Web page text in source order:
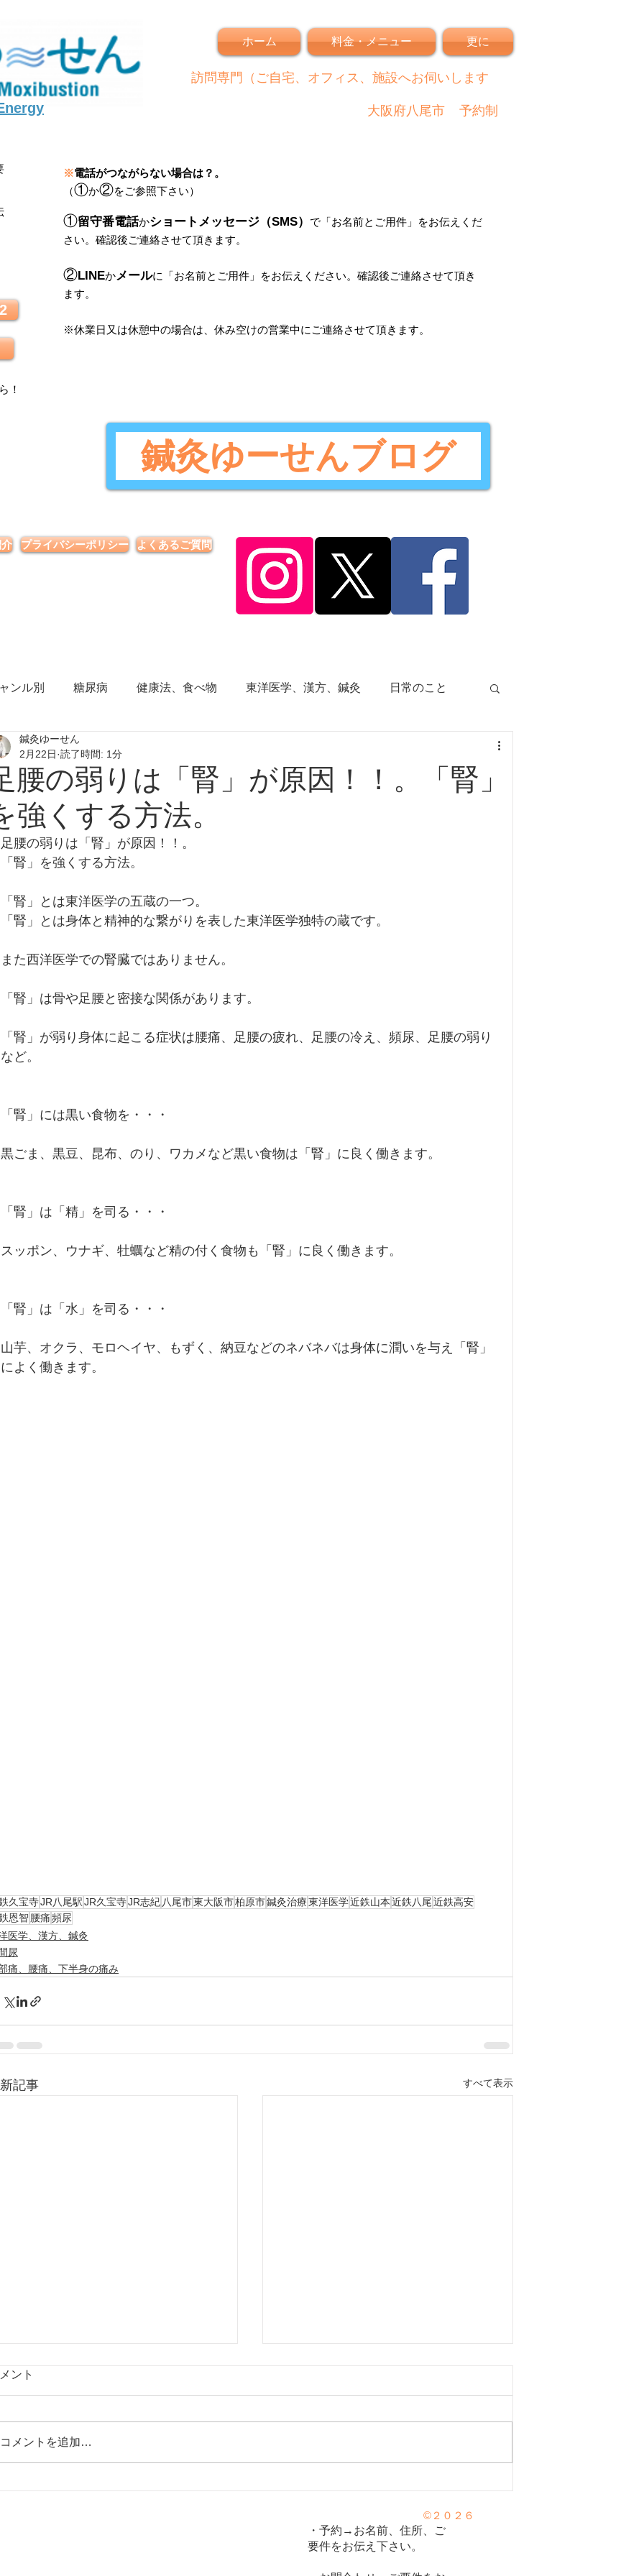
ホーム 料金・メニュー 更に
訪問専門（ご自宅、オフィス、施設へお伺いします
大阪府八尾市 予約制
！
※電話がつながらない場合は？。
（①か②をご参照下さい）
①留守番電話かショートメッセージ（SMS） で 「お名前とご用件 」
をお伝えくだ
さい。 確認後ご連絡させて頂きます。
②LINEかメールに 「お名前とご用件 」 をお伝えください。 確認後ご連絡させて頂き
ます。
​※休業日又は休憩中の場合は、休み空けの営業中にご連絡させて頂きます。
鍼灸ゆーせんブログ
プライバシーポリシー よくあるご質問
ンル別 糖尿病 健康法、食べ物 東洋医学、漢方、鍼灸 日常のこと
東洋思想
血圧の症状 頭部の症状
睡眠障害、不眠症
耳鳴り、難聴 更年期障害 肩こり 首痛、肩痛、腕痛、手指痛
呼吸器の症状、過呼吸、過換気症候群 痔（じ） 膝痛 扁桃腺炎 喘息
腰の弱りは「腎」が原因！！。「腎」
強くする方法。
鍼灸ゆーせん
2月22日 読了時間: 1分
足腰の弱りは「腎」が原因！！。
「腎」を強くする方法。
「腎」とは東洋医学の五蔵の一つ。
「腎」とは身体と精神的な繋がりを表した東洋医学独特の蔵です。
また西洋医学での腎臓ではありません。
「腎」は骨や足腰と密接な関係があります。
「腎」が弱り身体に起こる症状は腰痛、足腰の疲れ、足腰の冷え、頻尿、足腰の弱り
など。
「腎」には黒い食物を・・・
黒ごま、黒豆、昆布、のり、ワカメなど黒い食物は「腎」に良く働きます。
「腎」は「精」を司る・・・
スッポン、ウナギ、牡蠣など精の付く食物も「腎」に良く働きます。
「腎」は「水」を司る・・・
山芋、オクラ、モロヘイヤ、もずく、納豆などのネバネバは身体に潤いを与え「腎」
によく働きます。
久宝寺JR八尾駅JR久宝寺JR志紀 八尾市東大阪市柏原市鍼灸治療東洋医学近鉄山本近鉄八尾近鉄高安
恩智 腰痛頻尿
医学、漢方、鍼灸
尿
痛、腰痛、下半身の痛み
記事 すべて表示
花粉症（アレルギー性鼻炎）のツボ3
ント
コメントを追加…
・予約→お名前、住所、ご
要件をお伝え下さい。
©２０２６